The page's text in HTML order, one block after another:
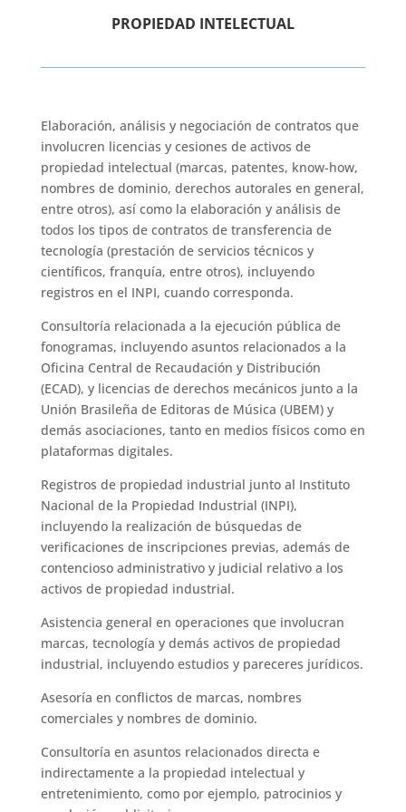
PROPIEDAD INTELECTUAL
Elaboración, análisis y negociación de contratos que
involucren licencias y cesiones de activos de
propiedad intelectual (marcas, patentes, know-how,
nombres de dominio, derechos autorales en general,
entre otros), así como la elaboración y análisis de
todos los tipos de contratos de transferencia de
tecnología (prestación de servicios técnicos y
científicos, franquía, entre otros), incluyendo
registros en el INPI, cuando corresponda.
Consultoría relacionada a la ejecución pública de
fonogramas, incluyendo asuntos relacionados a la
Oficina Central de Recaudación y Distribución
(ECAD), y licencias de derechos mecánicos junto a la
Unión Brasileña de Editoras de Música (UBEM) y
demás asociaciones, tanto en medios físicos como en
plataformas digitales.
Registros de propiedad industrial junto al Instituto
Nacional de la Propiedad Industrial (INPI),
incluyendo la realización de búsquedas de
verificaciones de inscripciones previas, además de
contencioso administrativo y judicial relativo a los
activos de propiedad industrial.
Asistencia general en operaciones que involucran
marcas, tecnología y demás activos de propiedad
industrial, incluyendo estudios y pareceres jurídicos.
Asesoría en conflictos de marcas, nombres
comerciales y nombres de dominio.
Consultoría en asuntos relacionados directa e
indirectamente a la propiedad intelectual y
entretenimiento, como por ejemplo, patrocinios y